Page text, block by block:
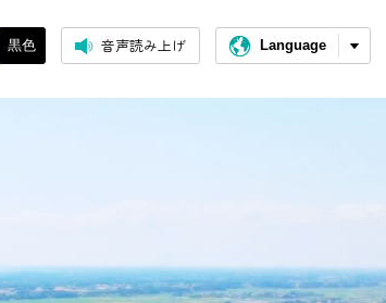
黒色 音声読み上げ Language